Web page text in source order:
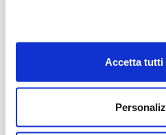
Accetta tutti